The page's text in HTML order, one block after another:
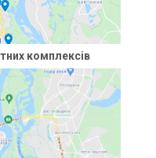
комплексів